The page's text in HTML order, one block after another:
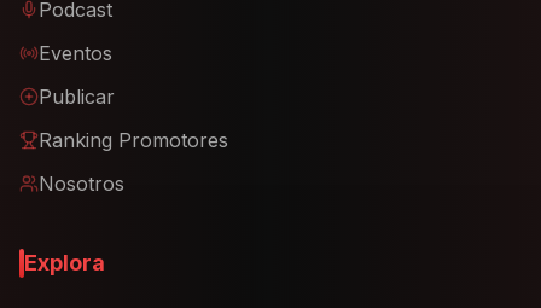
Podcast
Eventos
Publicar
Ranking Promotores
Nosotros
Explora